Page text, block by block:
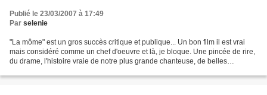
Publié le 23/03/2007 à 17:49
Par selenie
"La môme" est un gros succès critique et publique... Un bon film il est vrai
mais considéré comme un chef d'oeuvre et là, je bloque. Une pincée de rire,
du drame, l'histoire vraie de notre plus grande chanteuse, de belles